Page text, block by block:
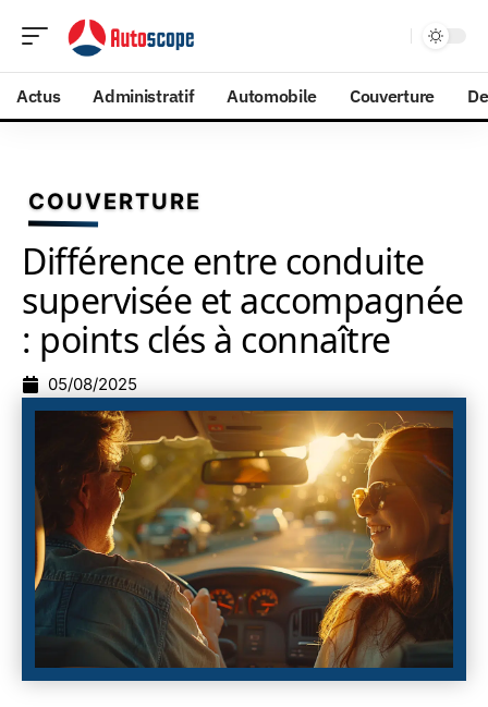
Actus Administratif Automobile Couverture
COUVERTURE
Différence entre conduite
supervisée et accompagnée
: points clés à connaître
05/08/2025